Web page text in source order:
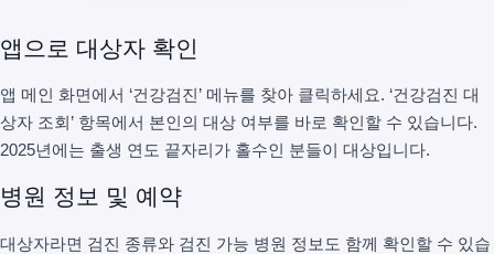
앱으로 대상자 확인
앱 메인 화면에서 ‘건강검진’ 메뉴를 찾아 클릭하세요. ‘건강검진 대
상자 조회’ 항목에서 본인의 대상 여부를 바로 확인할 수 있습니다.
2025년에는 출생 연도 끝자리가 홀수인 분들이 대상입니다.
병원 정보 및 예약
대상자라면 검진 종류와 검진 가능 병원 정보도 함께 확인할 수 있습